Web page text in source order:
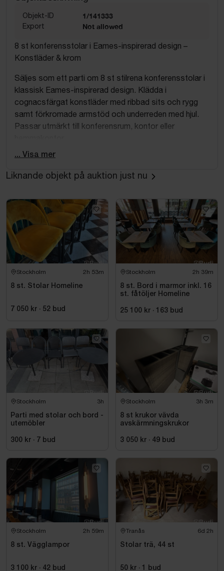
Objekt-ID 1/141333
Export Not allowed
8 st konferensstolar i Eames-inspirerad design –
Konstläder & krom
Säljes som ett parti om 8 st stilrena konferensstolar i
klassisk Eames-inspirerad design. Klädda i
cognacsfärgat konstläder med ribbad sits och rygg
samt förkromade armstöd och underreden med hjul.
Passar utmärkt till konferensrum, kontor eller
Specifikationer
Antal: 8 st
Material: Konstläder och förkromat stål
Hög rygg för god sittkomfort
Snurrfunktion och hjul
Höj- och sänkbara
Armstöd i krom
Skick
Begagnat skick med normalt slitage. Mindre märken,
Observera: På 2 av stolarna är gasdämpningen defekt,
vilket gör att de sjunker ned vid belastning över cirka
70 kg. Övriga 6 stolar fungerar normalt. Samtliga stolar
säljs i befintligt skick enligt bilder.
Perfekt för konferensrum, mötesrum, kontor eller
projektinredning där man söker en modern och tidlös
design.
... Visa mer
Liknande objekt på auktion just nu
Stockholm 2h 53m
8 st. Stolar Homeline
7 050 kr · 52 bud
Stockholm 2h 39m
8 st. Bord i marmor inkl. 16
st. fåtöljer Homeline
25 100 kr · 163 bud
Stockholm 3h
Parti med stolar och bord -
utemöbler
300 kr · 7 bud
Stockholm 3h 3m
8 st krukor vävda
avskärmningskrukor
3 050 kr · 49 bud
Stockholm 2h 59m
8 st. Vägglampor
3 100 kr · 42 bud
Tranås 6d 2h
Stolar trä, 44 st
50 kr · 1 bud